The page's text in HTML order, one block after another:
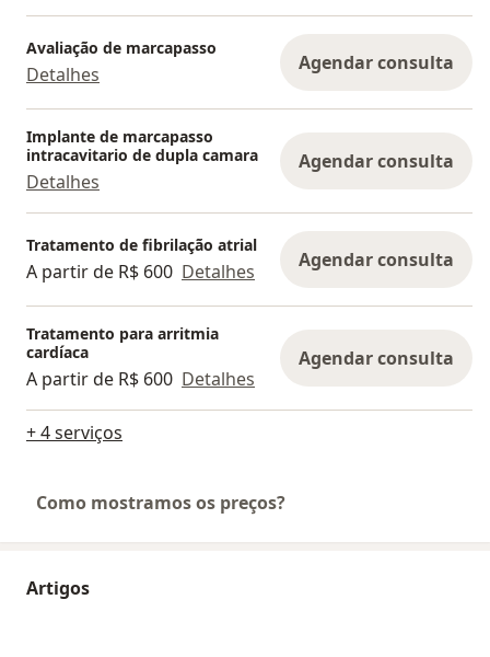
Avaliação de marcapasso
Detalhes Agendar consulta
Implante de marcapasso
intracavitario de dupla camara
Detalhes
Agendar consulta
Tratamento de fibrilação atrial
A partir de R$ 600 Detalhes Agendar consulta
Tratamento para arritmia
cardíaca
A partir de R$ 600 Detalhes
Agendar consulta
+ 4 serviços
Como mostramos os preços?
Artigos